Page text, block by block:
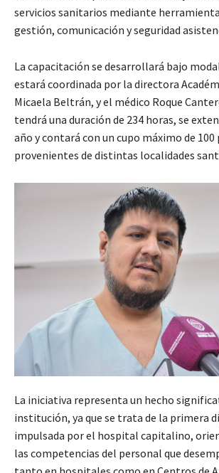
servicios sanitarios mediante
gestión, comunicación y seguridad
La capacitación se desarrollará bajo
estará coordinada por la directora
Micaela Beltrán, y el médico Roque
tendrá una duración de 234 horas, se
año y contará con un cupo máximo de
provenientes de distintas localidades
La iniciativa representa un hecho
institución, ya que se trata de la primera
impulsada por el hospital capitalino,
las competencias del personal que